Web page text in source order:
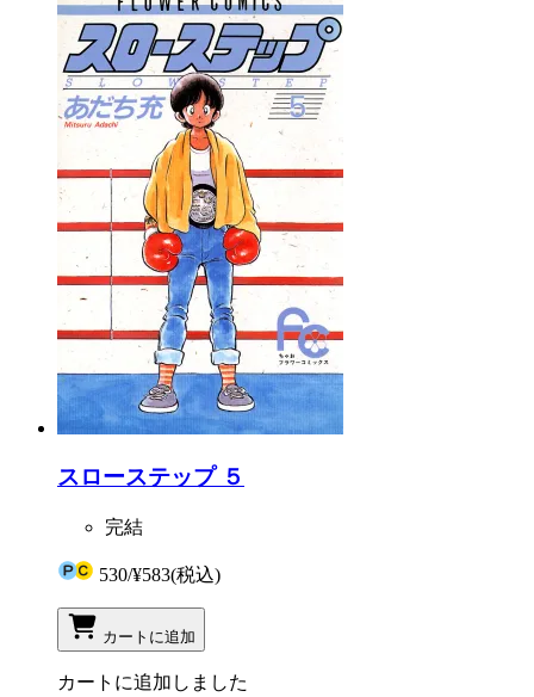
スローステップ ５
完結
530/¥583(税込)
カートに追加
カートに追加しました